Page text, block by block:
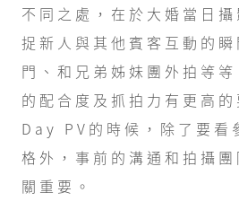
不同之處，在於大婚當日
捉新人與其他賓客互動的
門、和兄弟姊妹團外拍等
的配合度及抓拍力有更高
Day PV的時候，除了要看
格外，事前的溝通和拍攝
關重要。